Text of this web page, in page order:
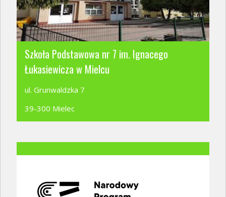
Szkoła Podstawowa nr 7 im. Ignacego
Łukasiewicza w Mielcu
ul. Grunwaldzka 7
39-300 Mielec